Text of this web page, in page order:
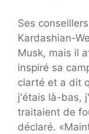
Ses
Kardashian-
Musk, mais il
inspiré sa
clarté et a dit
j'étais là-bas,
traitaient de
déclaré.